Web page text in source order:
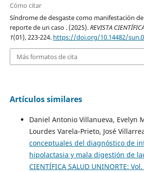
Cómo citar
Síndrome de desgaste como manifestación
reporte de un caso . (2025).REVISTA
1(01), 223-224. https://doi.org/10.14482/
Más formatos de cita
Artículos similares
Daniel Antonio Villanueva, Evelyn
Lourdes Varela-Prieto, José
conceptuales del diagnóstico de
hipolactasia y mala digestión de
CIENTÍFICA SALUD UNINORTE: